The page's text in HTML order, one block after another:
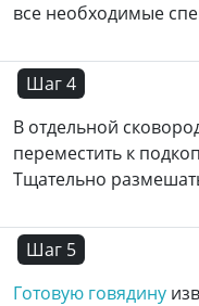
все необходимые
Шаг 4
В отдельной
переместить к
Тщательно
Шаг 5
Готовую говядину